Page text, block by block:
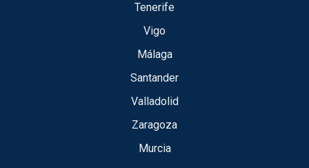
Tenerife
Vigo
Málaga
Santander
Valladolid
Zaragoza
Murcia